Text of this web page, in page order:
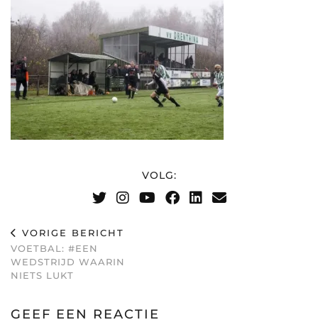
VOLG:
VORIGE BERICHT
VOETBAL: #EEN
WEDSTRIJD WAARIN
NIETS LUKT
GEEF EEN REACTIE